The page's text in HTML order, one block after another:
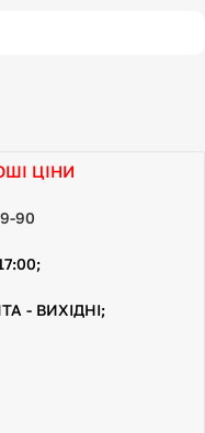
ЦІНИ
90
- ВИХІДНІ;